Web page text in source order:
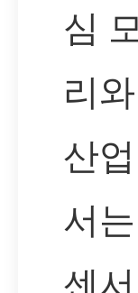
심
리
산
서
센